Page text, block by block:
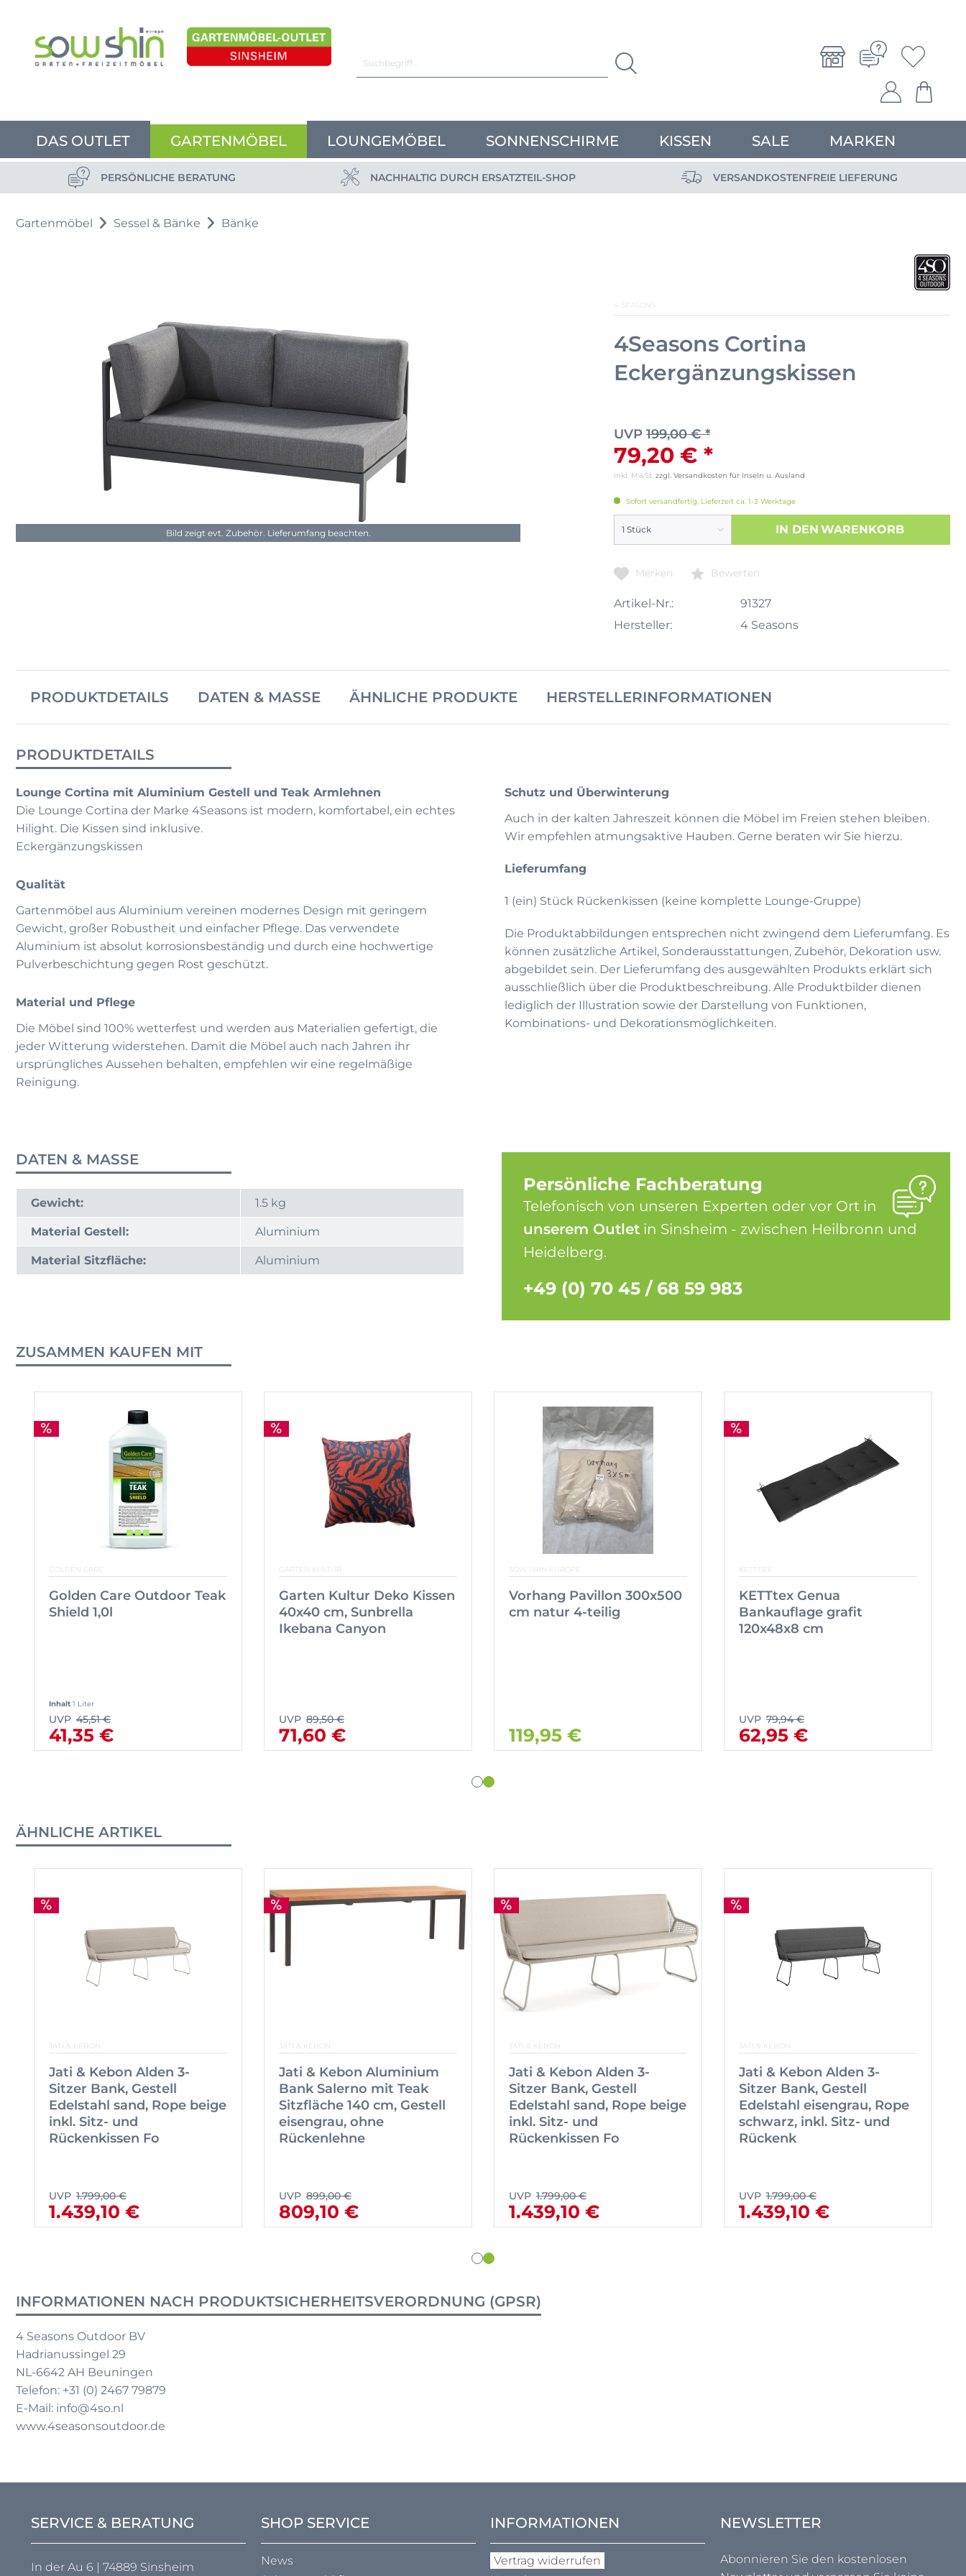
DAS OUTLET GARTENMÖBEL LOUNGEMÖBEL SONNENSCHIRME KISSEN SALE MARKEN
PERSÖNLICHE BERATUNG NACHHALTIG DURCH ERSATZTEIL-SHOP VERSANDKOSTENFREIE LIEFERUNG
Gartenmöbel Sessel & Bänke Bänke
Bild zeigt evt. Zubehör. Lieferumfang beachten.
4 SEASONS
4Seasons Cortina
Eckergänzungskissen
UVP 199,00 € *
79,20 € *
inkl. MwSt. zzgl. Versandkosten für Inseln u. Ausland
Sofort versandfertig, Lieferzeit ca. 1-3 Werktage
IN DEN WARENKORB
Merken Bewerten
Artikel-Nr.:
91327
Hersteller:
4 Seasons
PRODUKTDETAILS DATEN & MASSE ÄHNLICHE PRODUKTE HERSTELLERINFORMATIONEN
PRODUKTDETAILS
Lounge Cortina mit Aluminium Gestell und Teak Armlehnen
Die Lounge Cortina der Marke 4Seasons ist modern, komfortabel, ein echtes
Hilight. Die Kissen sind inklusive.
Eckergänzungskissen
Qualität
Gartenmöbel aus Aluminium vereinen modernes Design mit geringem
Gewicht, großer Robustheit und einfacher Pflege. Das verwendete
Aluminium ist absolut korrosionsbeständig und durch eine hochwertige
Pulverbeschichtung gegen Rost geschützt.
Material und Pflege
Die Möbel sind 100% wetterfest und werden aus Materialien gefertigt, die
jeder Witterung widerstehen. Damit die Möbel auch nach Jahren ihr
ursprüngliches Aussehen behalten, empfehlen wir eine regelmäßige
Reinigung.
Schutz und Überwinterung
Auch in der kalten Jahreszeit können die Möbel im Freien stehen bleiben.
Wir empfehlen atmungsaktive Hauben. Gerne beraten wir Sie hierzu.
Lieferumfang
1 (ein) Stück Rückenkissen (keine komplette Lounge-Gruppe)
Die Produktabbildungen entsprechen nicht zwingend dem Lieferumfang. Es
können zusätzliche Artikel, Sonderausstattungen, Zubehör, Dekoration usw.
abgebildet sein. Der Lieferumfang des ausgewählten Produkts erklärt sich
ausschließlich über die Produktbeschreibung. Alle Produktbilder dienen
lediglich der Illustration sowie der Darstellung von Funktionen,
Kombinations- und Dekorationsmöglichkeiten.
DATEN & MASSE
Gewicht: 1.5 kg
Material Gestell: Aluminium
Material Sitzfläche: Aluminium
Persönliche Fachberatung
Telefonisch von unseren Experten oder vor Ort in
unserem Outlet in Sinsheim - zwischen Heilbronn und
Heidelberg.
+49 (0) 70 45 / 68 59 983
ZUSAMMEN KAUFEN MIT
GOLDEN CARE
Golden Care Outdoor Teak
Shield 1,0l
Inhalt 1 Liter
UVP 45,51 €
41,35 €
GARTEN KULTUR
Garten Kultur Deko Kissen
40x40 cm, Sunbrella
Ikebana Canyon
UVP 89,50 €
71,60 €
SOW SHIN EUROPE
Vorhang Pavillon 300x500
cm natur 4-teilig
119,95 €
KETTTEX
KETTtex Genua
Bankauflage grafit
120x48x8 cm
UVP 79,94 €
62,95 €
ÄHNLICHE ARTIKEL
JATI & KEBON
Jati & Kebon Alden 3-
Sitzer Bank, Gestell
Edelstahl sand, Rope beige
inkl. Sitz- und
Rückenkissen Fo
UVP 1.799,00 €
1.439,10 €
JATI & KEBON
Jati & Kebon Aluminium
Bank Salerno mit Teak
Sitzfläche 140 cm, Gestell
eisengrau, ohne
Rückenlehne
UVP 899,00 €
809,10 €
JATI & KEBON
Jati & Kebon Alden 3-
Sitzer Bank, Gestell
Edelstahl sand, Rope beige
inkl. Sitz- und
Rückenkissen Fo
UVP 1.799,00 €
1.439,10 €
JATI & KEBON
Jati & Kebon Alden 3-
Sitzer Bank, Gestell
Edelstahl eisengrau, Rope
schwarz, inkl. Sitz- und
Rückenk
UVP 1.799,00 €
1.439,10 €
INFORMATIONEN NACH PRODUKTSICHERHEITSVERORDNUNG (GPSR)
4 Seasons Outdoor BV
Hadrianussingel 29
NL-6642 AH Beuningen
Telefon: +31 (0) 2467 79879
E-Mail: info@4so.nl
www.4seasonsoutdoor.de
SERVICE & BERATUNG
In der Au 6 | 74889 Sinsheim
SHOP SERVICE
News
INFORMATIONEN
Vertrag widerrufen
NEWSLETTER
Abonnieren Sie den kostenlosen